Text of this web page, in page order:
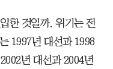
한 것일까. 위기는 전
1997년 대선과 1998
년 대선과 2004년